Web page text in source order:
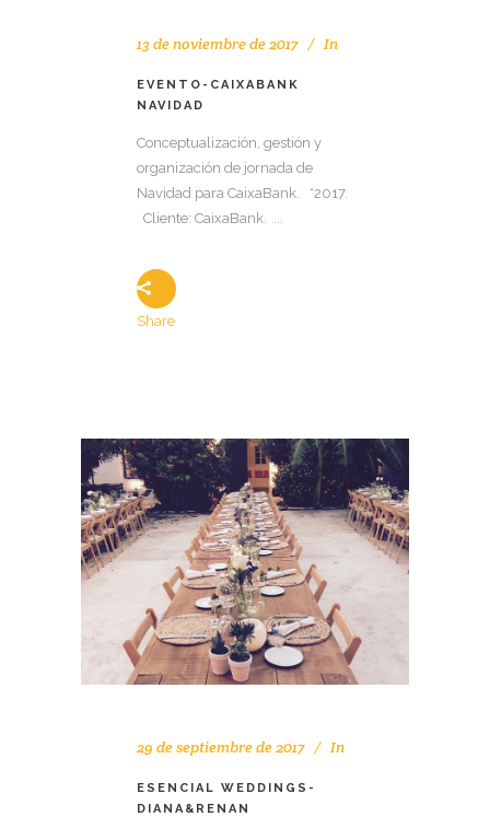
13 de noviembre de 2017 In
EVENTO-CAIXABANK
NAVIDAD
Conceptualización, gestión y
organización de jornada de
Navidad para CaixaBank. *2017.
Cliente: CaixaBank. ...
Share
29 de septiembre de 2017 In
ESENCIAL WEDDINGS-
DIANA&RENAN